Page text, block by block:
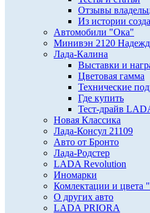
Отзывы
Из истории
Автомобили "Ока"
Минивэн 2120
Лада-Калина
Выставки и
Цветовая гамма
Технические
Где купить
Тест-драйв
Новая Классика
Лада-Консул 21109
Авто от Бронто
Лада-Родстер
LADA Revolution
Иномарки
Комлектации и цвета
О других авто
LADA PRIORA